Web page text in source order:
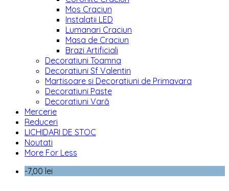
Mos Craciun
Instalatii LED
Lumanari Craciun
Masa de Craciun
Brazi Artificiali
Decoratiuni Toamna
Decoratiuni Sf Valentin
Martisoare si Decoratiuni de Primavara
Decoratiuni Paste
Decoratiuni Vară
Mercerie
Reduceri
LICHIDARI DE STOC
Noutati
More For Less
-7,00 lei